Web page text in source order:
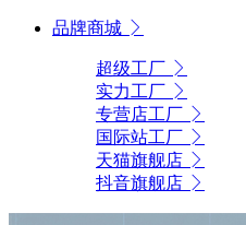
品牌商城
超级工厂
实力工厂
专营店工厂
国际站工厂
天猫旗舰店
抖音旗舰店